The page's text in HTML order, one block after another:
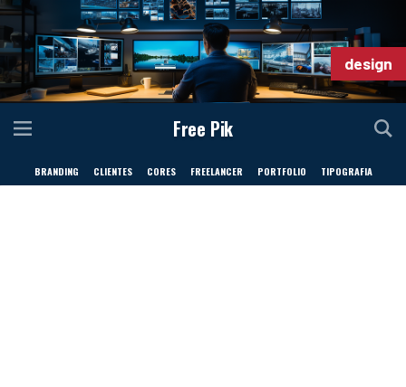
design
Free Pik
BRANDING CLIENTES CORES FREELANCER PORTFOLIO TIPOGRAFIA